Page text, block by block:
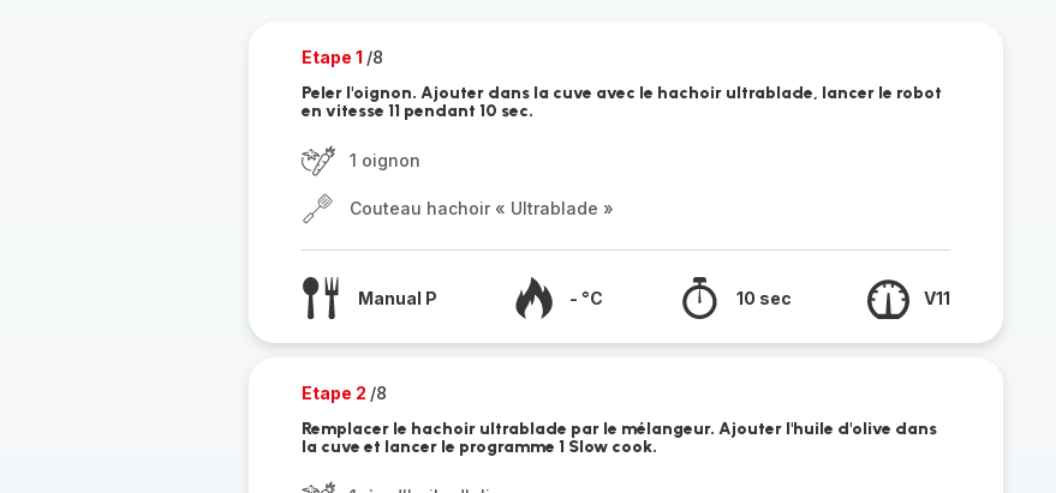
Etape 1 /8
Peler l'oignon. Ajouter dans la cuve avec le hachoir ultrablade, lancer le robot
en vitesse 11 pendant 10 sec.
1 oignon
Couteau hachoir « Ultrablade »
Manual P - °C 10 sec V11
Etape 2 /8
Remplacer le hachoir ultrablade par le mélangeur. Ajouter l'huile d'olive dans
la cuve et lancer le programme 1 Slow cook.